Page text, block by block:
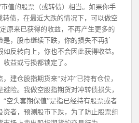
市值的股票（或转债）相当。如果你手
转债，在最近大跌的情况下，可以做空
原来已获得的收益，不再产生更多的
是，股市继续下跌，你的损失不再扩
反转向上，你也不会因此获得收益。
益或亏损都锁定了。
建仓股指期货来“对冲”已持有仓位，
险。我做空股指期货对冲转债损失，
“空头套期保值”是指已经持有股票或者
资者，预测股市下跌，为了防止股票组